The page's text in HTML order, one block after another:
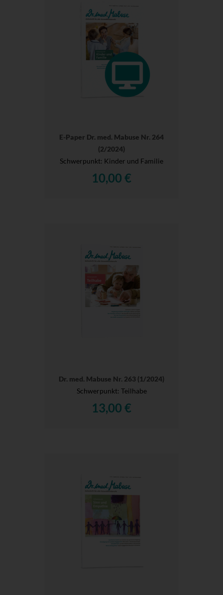
E-Paper Dr. med. Mabuse Nr. 264
(2/2024)
Schwerpunkt: Kinder und Familie
10,00 €
Dr. med. Mabuse Nr. 263 (1/2024)
Schwerpunkt: Teilhabe
13,00 €